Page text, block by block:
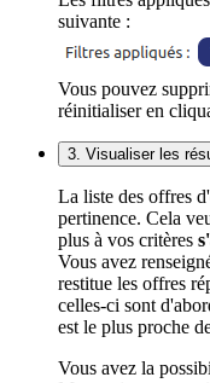
suivante :
Vous pouvez
réinitialiser en
3. Visualiser les
La liste des offres
pertinence. Cela
plus à vos critères
Vous avez
restitue les offres
celles-ci sont
est le plus proche
Vous avez la